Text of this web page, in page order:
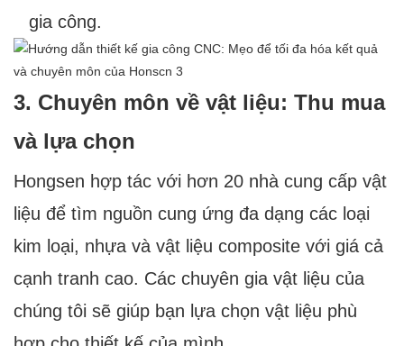
gia công.
3. Chuyên môn về vật liệu: Thu mua
và lựa chọn
Hongsen hợp tác với hơn 20 nhà cung cấp vật
liệu để tìm nguồn cung ứng đa dạng các loại
kim loại, nhựa và vật liệu composite với giá cả
cạnh tranh cao. Các chuyên gia vật liệu của
chúng tôi sẽ giúp bạn lựa chọn vật liệu phù